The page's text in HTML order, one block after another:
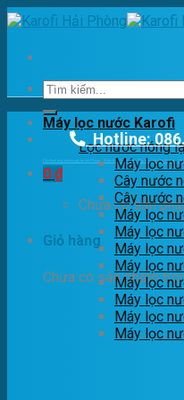
Skip
to
Tìm
kiếm:
Hotline:
Cho thuê máy photocopy tại hải Phòng Khắc dấu Hải phòng Máy lọc nước Hải Phòng
0 ₫
Chưa có sản
Giỏ hàng
Chưa có sản phẩm
Máy lọc nước Karofi
Lọc nước nóng
Máy lọc
Cây nước
Cây nước
Máy lọc
Máy lọc
Máy lọc
Máy lọc
Máy lọc
Máy lọc
Máy lọc
Máy lọc